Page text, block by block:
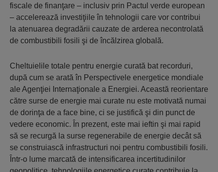
fiscale de finanţare – inclusiv prin Pactul verde european
– accelerează investiţiile în tehnologii care vor contribui
la atenuarea degradării cauzate de arderea necontrolată
de combustibili fosili şi de încălzirea globală.
Cheltuielile totale pentru energie curată bat recorduri,
după cum se arată în Perspectivele energetice mondiale
ale Agenţiei Internaţionale a Energiei. Această reorientare
către surse de energie mai curate nu este motivată numai
de dorinţa de a face bine, ci se justifică şi din punct de
vedere economic. În prezent, este mai ieftin şi mai rapid
să se recurgă la surse regenerabile de energie decât să
se construiască infrastructuri noi pentru combustibili fosili.
Într-o lume marcată de intensificarea incertitudinilor